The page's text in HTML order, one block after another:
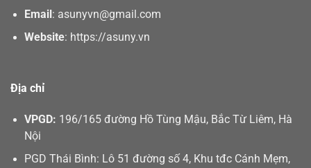
Email : asunyvn@gmail.com
Website: https://asuny.vn
Địa chỉ
VPGD: 196/165 đường Hồ Tùng Mậu, Bắc Từ Liêm, Hà
Nội
PGD Thái Bình: Lô 51 đường số 4, Khu tđc Cánh Mẹm,